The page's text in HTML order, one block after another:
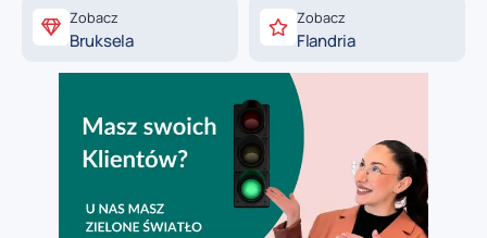
Zobacz
Bruksela
Zobacz
Flandria